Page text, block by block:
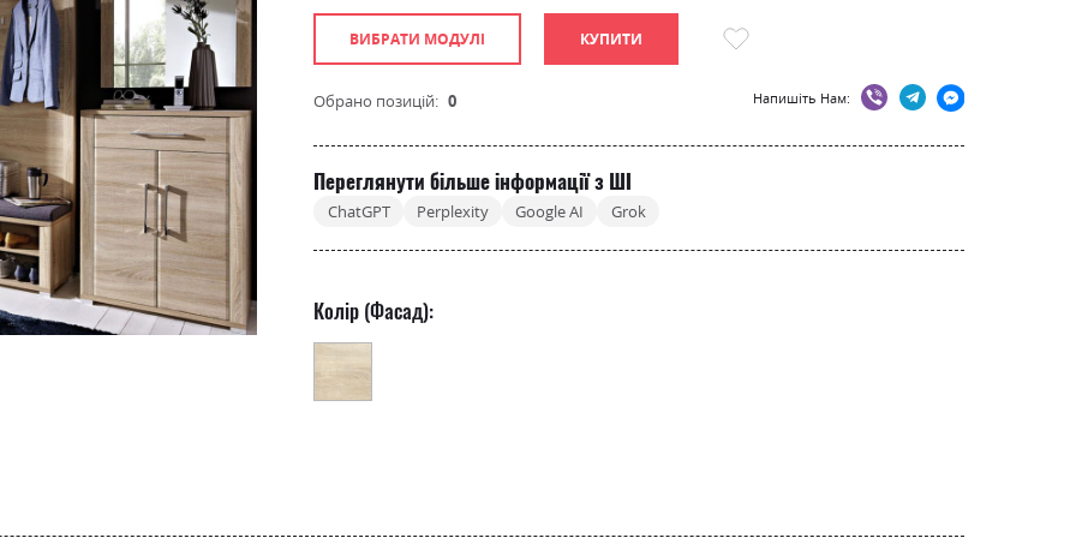
ВИБРАТИ МОДУЛІ КУПИТИ
Напишіть Нам:
Обрано позицій: 0
Переглянути більше інформації з ШІ
ChatGPT Perplexity Google AI Grok
Колір (Фасад):